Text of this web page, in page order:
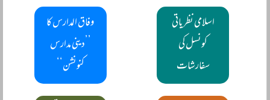
اسلامی نظریاتی
کونسل کی
سفارشات
وفاق المدارس کا
’’دینی مدارس
کنونشن‘‘